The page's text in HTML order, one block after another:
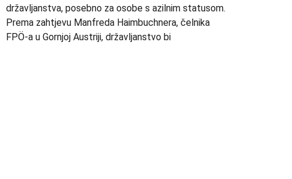
državljanstva, posebno za osobe s azilnim statusom.
Prema zahtjevu Manfreda Haimbuchnera, čelnika
FPÖ-a u Gornjoj Austriji, državljanstvo bi